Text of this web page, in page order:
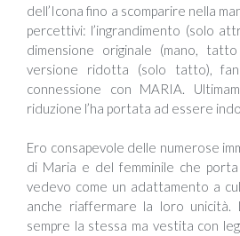
dell’Icona fino a scomparire nella
percettivi: l’ingrandimento (solo
dimensione originale (mano,
versione ridotta (solo tatto),
connessione con MARIA.
riduzione l’ha portata ad essere
Ero consapevole delle numerose
di Maria e del femminile che
vedevo come un adattamento a
anche riaffermare la loro unicità.
sempre la stessa ma vestita con